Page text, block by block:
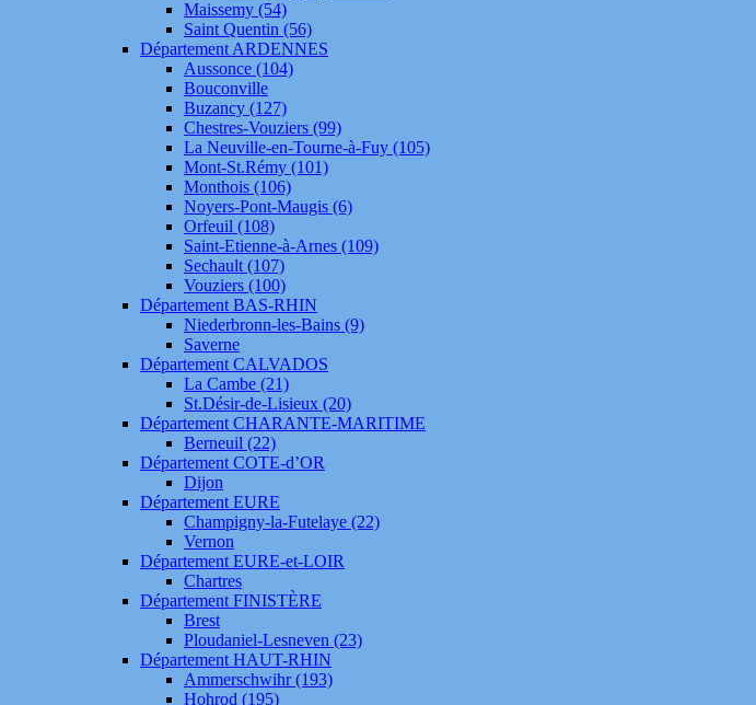
Maissemy (54)
Saint Quentin (56)
Département ARDENNES
Aussonce (104)
Bouconville
Buzancy (127)
Chestres-Vouziers (99)
La Neuville-en-Tourne-à-Fuy (105)
Mont-St.Rémy (101)
Monthois (106)
Noyers-Pont-Maugis (6)
Orfeuil (108)
Saint-Etienne-à-Arnes (109)
Sechault (107)
Vouziers (100)
Département BAS-RHIN
Niederbronn-les-Bains (9)
Saverne
Département CALVADOS
La Cambe (21)
St.Désir-de-Lisieux (20)
Département CHARANTE-MARITIME
Berneuil (22)
Département COTE-d’OR
Dijon
Département EURE
Champigny-la-Futelaye (22)
Vernon
Département EURE-et-LOIR
Chartres
Département FINISTÈRE
Brest
Ploudaniel-Lesneven (23)
Département HAUT-RHIN
Ammerschwihr (193)
Hohrod (195)